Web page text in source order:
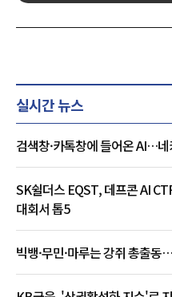
실시간 뉴스
검색창·카톡창에 들어온 AI…
SK쉴더스 EQST, 데프콘 AI
대회서 톱5
빅뱅·무민·마루는 강쥐 총출